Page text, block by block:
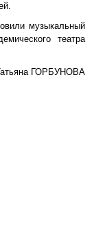
музыкальный
театра
ГОРБУНОВА